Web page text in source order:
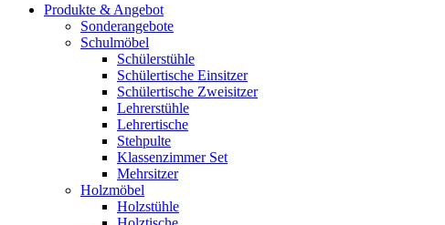
Produkte & Angebot
Sonderangebote
Schulmöbel
Schülerstühle
Schülertische Einsitzer
Schülertische Zweisitzer
Lehrerstühle
Lehrertische
Stehpulte
Klassenzimmer Set
Mehrsitzer
Holzmöbel
Holzstühle